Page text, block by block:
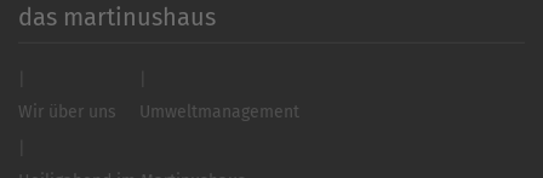
das martinushaus
Wir über uns Umweltmanagement